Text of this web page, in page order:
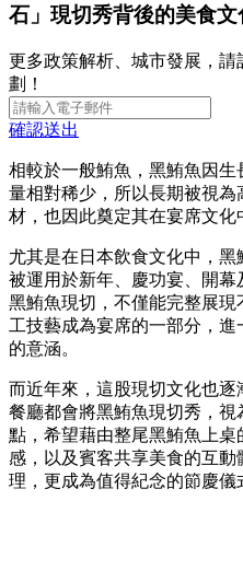
石」現切秀背後的美食文
更多政策解析、城市發展，
劃！
確認送出
相較於一般鮪魚，黑鮪魚因
量相對稀少，所以長期被視
材，也因此奠定其在宴席文化
尤其是在日本飲食文化中，
被運用於新年、慶功宴、開
黑鮪魚現切，不僅能完整展
工技藝成為宴席的一部分，
的意涵。
而近年來，這股現切文化也
餐廳都會將黑鮪魚現切秀，
點，希望藉由整尾黑鮪魚上
感，以及賓客共享美食的互
理，更成為值得紀念的節慶儀